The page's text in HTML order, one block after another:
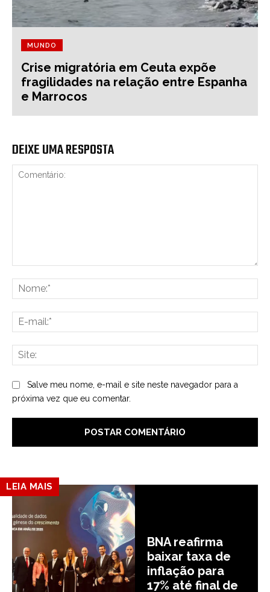
MUNDO
Crise migratória em Ceuta expõe
fragilidades na relação entre Espanha
e Marrocos
DEIXE UMA RESPOSTA
Salve meu nome, e-mail e site neste navegador para a
próxima vez que eu comentar.
LEIA MAIS
BNA reafirma
baixar taxa de
inflação para
17% até final de